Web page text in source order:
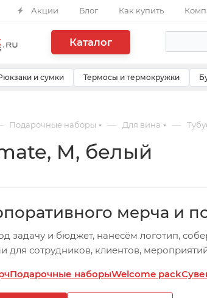
Акции Блог Как купить
Каталог
и сумки Термосы и термокружки
Подарочные наборы — Для вина —
M, белый
мерча и
задачу и бюджет, нанесём логотип,
для сотрудников, клиентов,
Подарочные наборыWelcome pack